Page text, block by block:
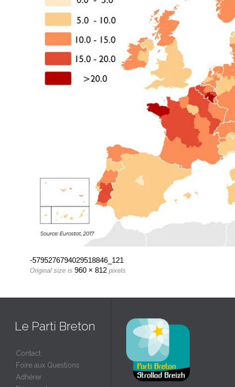
-5795276794029518846_121
Original size is 960 × 812 pixels
Le Parti Breton
Contact
Foire aux Questions
Adhérer